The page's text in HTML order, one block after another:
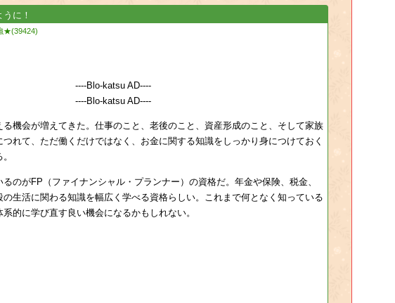
に！
★(39424)
----Blo-katsu AD----
----Blo-katsu AD----
機会が増えてきた。仕事のこと、老後のこと、資産形成のこと、そして家族
れて、ただ働くだけではなく、お金に関する知識をしっかり身につけておく
のがFP（ファイナンシャル・プランナー）の資格だ。年金や保険、税金、
生活に関わる知識を幅広く学べる資格らしい。これまで何となく知っている
的に学び直す良い機会になるかもしれない。